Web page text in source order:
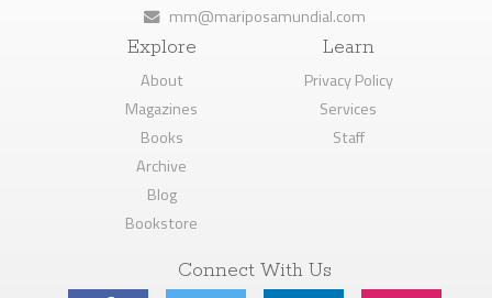
mm@mariposamundial.com
Explore
About
Magazines
Books
Archive
Blog
Bookstore
Learn
Privacy Policy
Services
Staff
Connect With Us